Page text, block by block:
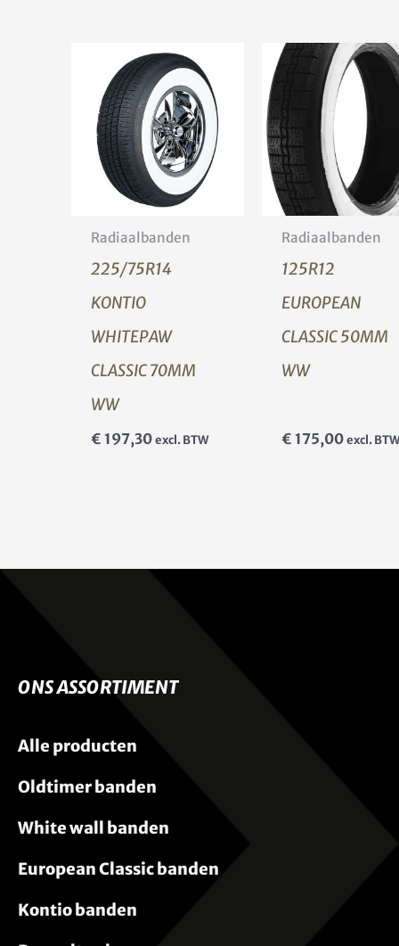
Radiaalbanden
225/75R14
KONTIO
WHITEPAW
CLASSIC 70MM
WW
€ 197,30 excl. BTW
Radiaalbanden
125R12
EUROPEAN
CLASSIC 50MM
WW
€ 175,00 excl. BTW
ONS ASSORTIMENT
Alle producten
Oldtimer banden
White wall banden
European Classic banden
Kontio banden